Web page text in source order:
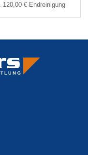
120,00 € Endreinigung